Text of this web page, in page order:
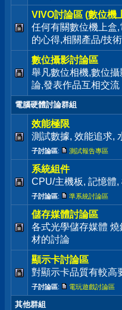
VIVO討論區 (數位機
任何有關數位機上盒
的心得,相關產品/技
數位攝影討論區
舉凡數位相機,數位
論,發表作品互相交流
電腦硬體討論群組
效能極限
測試數據, 效能追求,
子討論區: 測試報告專區
系統組件
CPU/主機板, 記憶體
子討論區: 準系統討論區
儲存媒體討論區
各式光學儲存媒體
材的討論
顯示卡討論區
對顯示卡品質有較高
子討論區: 電玩遊戲討論區
其他群組